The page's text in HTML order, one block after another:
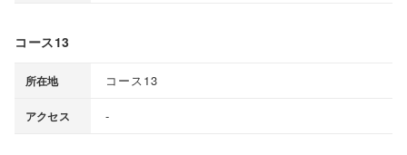
コース13
所在地 コース13
アクセス -